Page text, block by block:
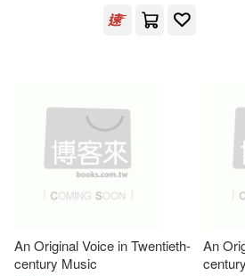
Yoshiko (EDT)(1)
（日）NAGANO(1)
An Original Voice in Twentieth-
century Music
An